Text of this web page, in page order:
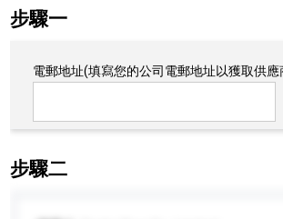
步驟一
電郵地址(填寫您的公司電郵地址以獲取供應
步驟二